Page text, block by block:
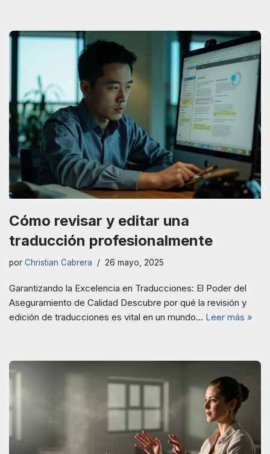
Cómo revisar y editar una
traducción profesionalmente
por Christian Cabrera 26 mayo, 2025
Garantizando la Excelencia en Traducciones: El Poder del
Aseguramiento de Calidad Descubre por qué la revisión y
edición de traducciones es vital en un mundo… Leer más »